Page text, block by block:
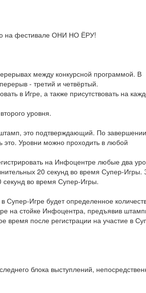
на фестивале ОНИ НО ЁРУ!
между конкурсной программой. В
- третий и четвёртый.
в Игре, а также присутствовать на
уровня.
это подтверждающий. По завершении
это. Уровни можно проходить в любой
на Инфоцентре любые два
20 секунд во время Супер-Игры.
во время Супер-Игры.
Супер-Игре будет определенное
на стойке Инфоцентра, предъявив
время после регистрации на участие в
блока выступлений,